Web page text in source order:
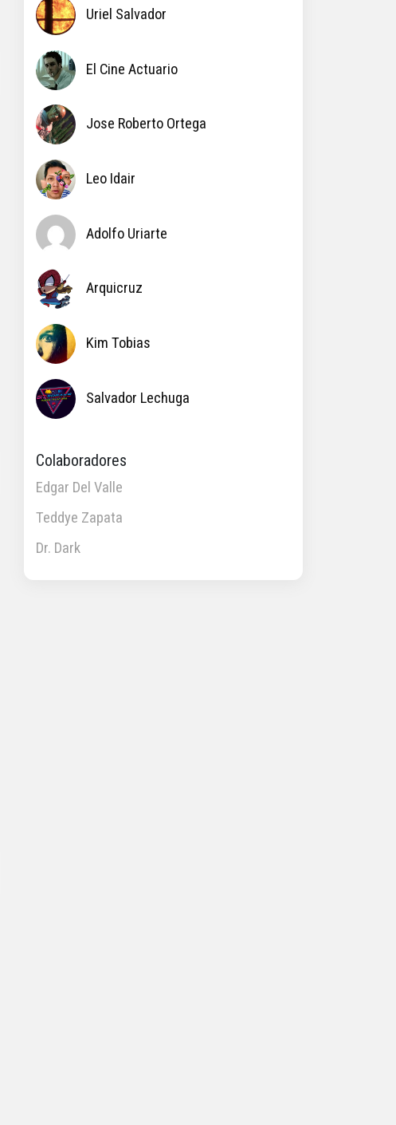
Uriel Salvador
El Cine Actuario
Jose Roberto Ortega
Leo Idair
Adolfo Uriarte
Arquicruz
Kim Tobias
Salvador Lechuga
Colaboradores
Edgar Del Valle
Teddye Zapata
Dr. Dark